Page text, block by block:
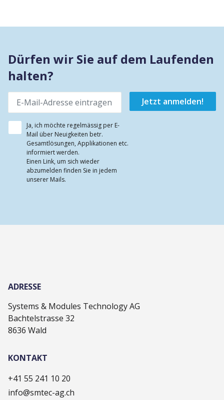
Dürfen wir Sie auf dem Laufenden
halten?
Ja, ich möchte regelmässig per E-
Mail über Neuigkeiten betr.
Gesamtlösungen, Applikationen etc.
informiert werden.
Einen Link, um sich wieder
abzumelden finden Sie in jedem
unserer Mails.
ADRESSE
Systems & Modules Technology AG
Bachtelstrasse 32
8636 Wald
KONTAKT
+41 55 241 10 20
info@smtec-ag.ch